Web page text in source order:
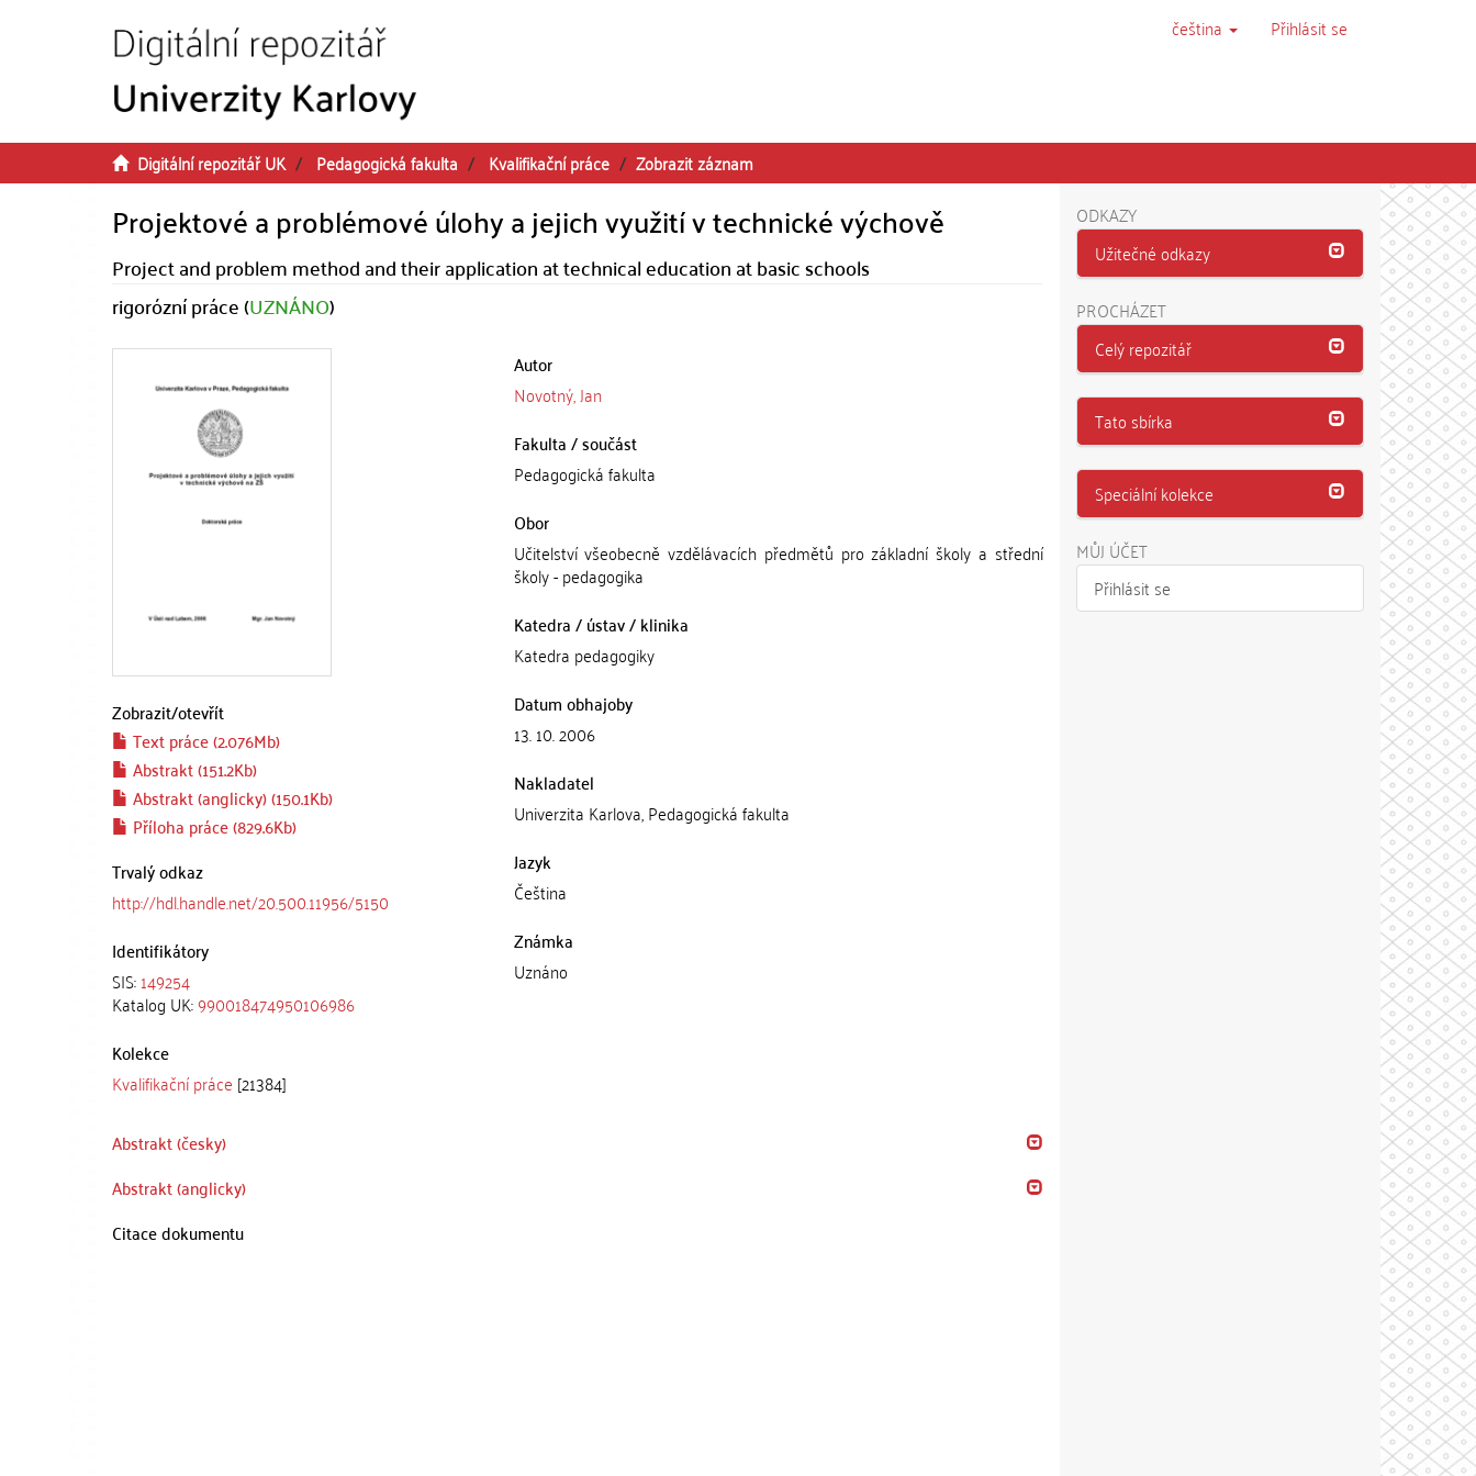
čeština Přihlásit se
Digitální repozitář UK Pedagogická fakulta Kvalifikační práce Zobrazit záznam
Projektové a problémové úlohy a jejich využití v technické výchově
Project and problem method and their application at technical education at basic schools
rigorózní práce (UZNÁNO)
Zobrazit/otevřít
Text práce (2.076Mb)
Abstrakt (151.2Kb)
Abstrakt (anglicky) (150.1Kb)
Příloha práce (829.6Kb)
Trvalý odkaz
http://hdl.handle.net/20.500.11956/5150
Identifikátory
SIS:149254
Katalog UK:990018474950106986
Kolekce
Kvalifikační práce [21384]
Autor
Novotný, Jan
Fakulta / součást
Pedagogická fakulta
Obor
Učitelství všeobecně vzdělávacích předmětů pro základní školy a střední
školy - pedagogika
Katedra / ústav / klinika
Katedra pedagogiky
Datum obhajoby
13. 10. 2006
Nakladatel
Univerzita Karlova, Pedagogická fakulta
Jazyk
Čeština
Známka
Uznáno
Abstrakt (česky)
Abstrakt (anglicky)
Citace dokumentu
ODKAZY
Užitečné odkazy
PROCHÁZET
Celý repozitář
Tato sbírka
Speciální kolekce
MŮJ ÚČET
Přihlásit se